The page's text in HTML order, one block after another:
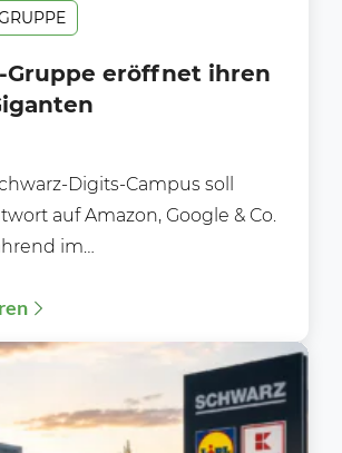
Gruppe eröffnet ihren
Digits-Campus soll
auf Amazon, Google & Co.
im
oder Sortimente...